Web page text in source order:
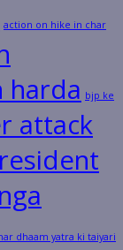
action on hike in char
harda bjp ke
attack
dhaam yatra ki taiyari